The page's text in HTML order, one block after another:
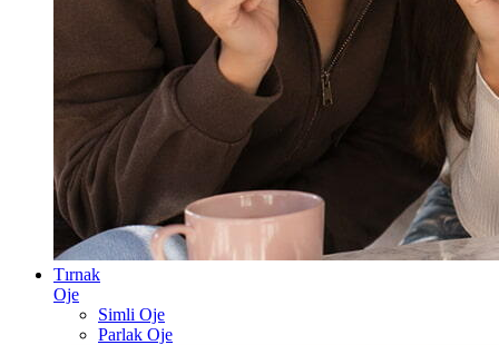
Tırnak
Oje
Simli Oje
Parlak Oje